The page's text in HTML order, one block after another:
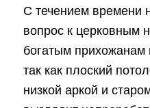
С течением времени
вопрос к церковным
богатым прихожанам
так как плоский
низкой аркой и